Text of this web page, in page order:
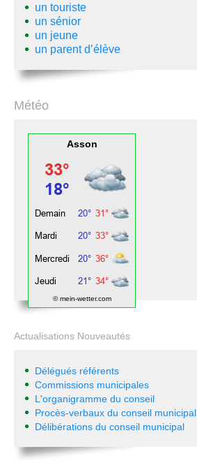
un touriste
un sénior
un jeune
un parent d’élève
Météo
Asson
© mein-wetter.com
Actualisations Nouveautés
Délégués référents
Commissions municipales
L'organigramme du conseil
Procès-verbaux du conseil municipal
Délibérations du conseil municipal